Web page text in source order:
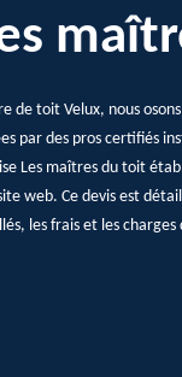
de toit Velux, nous
par des pros certifiés
Les maîtres du toit
web. Ce devis est
les frais et les charges